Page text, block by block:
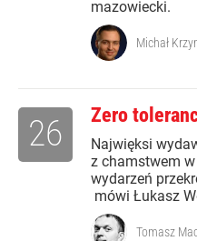
mazowiecki.
Michał
Zero
Najwięksi
z chamstwem
wydarzeń
mówi Łukasz
26
Tomasz